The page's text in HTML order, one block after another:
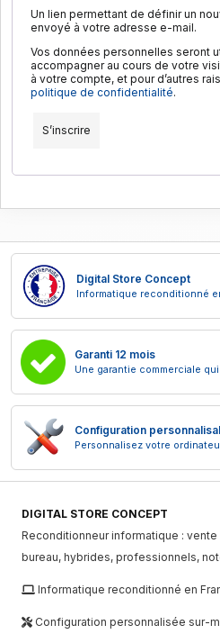
Un lien permettant de définir un
envoyé à votre adresse e-mail.
Vos données personnelles seront
accompagner au cours de votre
à votre compte, et pour d’autres
politique de confidentialité.
S’inscrire
Digital Store Concept
Informatique reconditionné
Garanti 12 mois
Une garantie commerciale
Configuration
Personnalisez votre
DIGITAL STORE CONCEPT
Reconditionneur informatique :
bureau, hybrides, professionnels,
Informatique reconditionné en
Configuration personnalisée sur-